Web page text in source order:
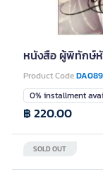
หนังสือ ผู้พิทักษ์หั
Product Code
0% installment
SOLD OUT
฿ 220.00